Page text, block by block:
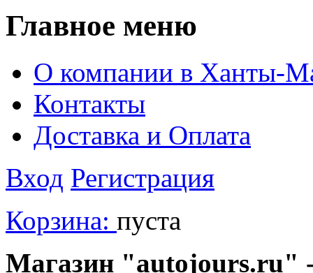
Главное меню
О компании в Ханты-
Контакты
Доставка и Оплата
Вход Регистрация
Корзина: пуста
Магазин "autojours.ru" -